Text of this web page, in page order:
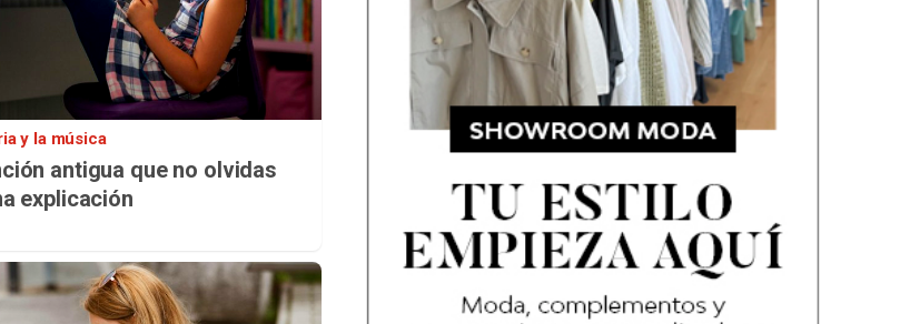
y la música
antigua que no olvidas
explicación